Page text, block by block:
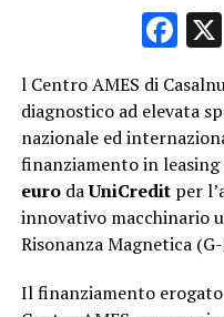
l Centro AMES di
diagnostico ad elevata
nazionale ed
finanziamento in
euro daUniCredit per
innovativo macchinario
Risonanza Magnetica
Il finanziamento